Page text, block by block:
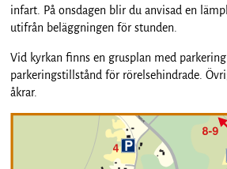
infart. På onsdagen blir du anvisad en
utifrån beläggningen för stunden.
Vid kyrkan finns en grusplan med
parkeringstillstånd för rörelsehindrade.
åkrar.